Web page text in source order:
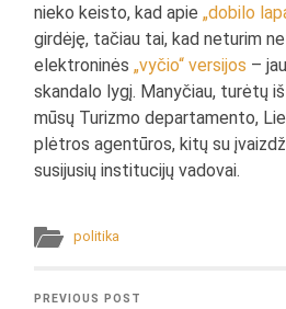
nieko keisto, kad apie„dobilo
girdėję, tačiau tai, kad neturim
elektroninės„vyčio“ versijos –
skandalo lygį. Manyčiau, turėtų
mūsų Turizmo departamento,
plėtros agentūros, kitų su
susijusių institucijų vadovai.
politika
PREVIOUS POST